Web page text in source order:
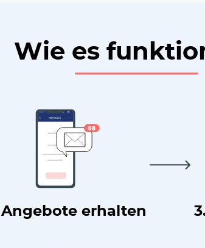
Wie es
Angebote erhalten